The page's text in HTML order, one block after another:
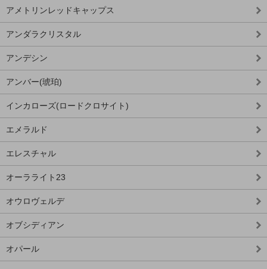
アメトリンレッドキャップス
アンダラクリスタル
アンデシン
アンバー(琥珀)
インカローズ(ロードクロサイト)
エメラルド
エレスチャル
オーラライト23
オウロヴェルデ
オブシディアン
オパール